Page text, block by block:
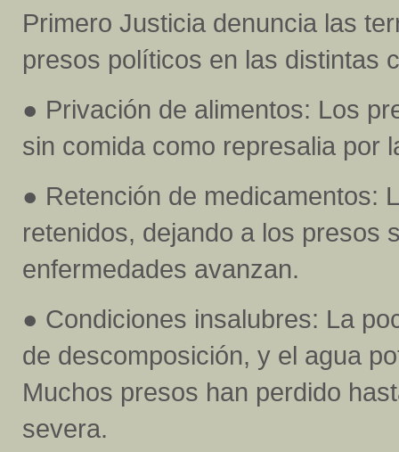
Primero Justicia denuncia las
presos políticos en las distintas
● Privación de alimentos: Los
sin comida como represalia por
● Retención de medicamentos:
retenidos, dejando a los presos
enfermedades avanzan.
● Condiciones insalubres: La
de descomposición, y el agua
Muchos presos han perdido
severa.